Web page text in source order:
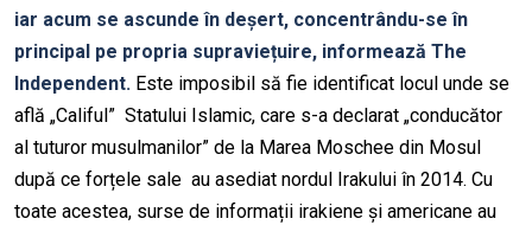
iar acum se ascunde în deșert, concentrându-se în
principal pe propria supraviețuire, informează The
Independent. Este imposibil să fie identificat locul unde se
află „Califul” Statului Islamic, care s-a declarat „conducător
al tuturor musulmanilor” de la Marea Moschee din Mosul
după ce forțele sale au asediat nordul Irakului în 2014. Cu
toate acestea, surse de informații irakiene și americane au